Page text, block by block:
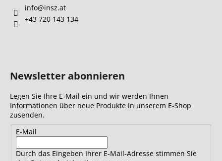
info@insz.at
+43 720 143 134
Newsletter abonnieren
Legen Sie Ihre E-Mail ein und wir werden Ihnen
Informationen über neue Produkte in unserem E-Shop
zusenden.
E-Mail
Durch das Eingeben Ihrer E-Mail-Adresse stimmen Sie